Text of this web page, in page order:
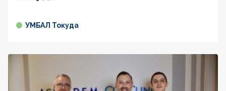
УМБАЛ Токуда